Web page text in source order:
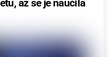
až se je naučila